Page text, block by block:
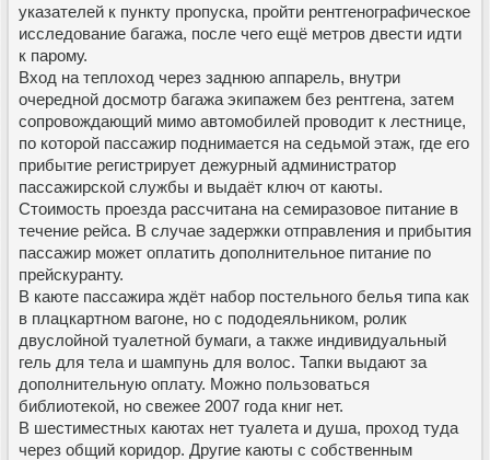
указателей к пункту пропуска, пройти рентгенографическое
исследование багажа, после чего ещё метров двести идти
к парому.
Вход на теплоход через заднюю аппарель, внутри
очередной досмотр багажа экипажем без рентгена, затем
сопровождающий мимо автомобилей проводит к лестнице,
по которой пассажир поднимается на седьмой этаж, где его
прибытие регистрирует дежурный администратор
пассажирской службы и выдаёт ключ от каюты.
Стоимость проезда рассчитана на семиразовое питание в
течение рейса. В случае задержки отправления и прибытия
пассажир может оплатить дополнительное питание по
прейскуранту.
В каюте пассажира ждёт набор постельного белья типа как
в плацкартном вагоне, но с пододеяльником, ролик
двуслойной туалетной бумаги, а также индивидуальный
гель для тела и шампунь для волос. Тапки выдают за
дополнительную оплату. Можно пользоваться
библиотекой, но свежее 2007 года книг нет.
В шестиместных каютах нет туалета и душа, проход туда
через общий коридор. Другие каюты с собственным